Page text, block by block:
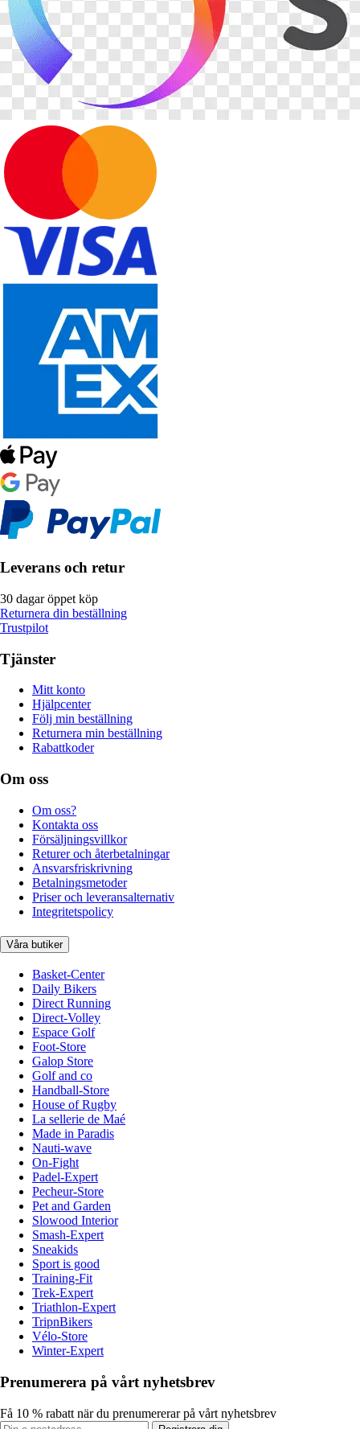
Leverans och retur
30 dagar öppet köp
Returnera din beställning
Trustpilot
Tjänster
Mitt konto
Hjälpcenter
Följ min beställning
Returnera min beställning
Rabattkoder
Om oss
Om oss?
Kontakta oss
Försäljningsvillkor
Returer och återbetalningar
Ansvarsfriskrivning
Betalningsmetoder
Priser och leveransalternativ
Integritetspolicy
Våra butiker
Basket-Center
Daily Bikers
Direct Running
Direct-Volley
Espace Golf
Foot-Store
Galop Store
Golf and co
Handball-Store
House of Rugby
La sellerie de Maé
Made in Paradis
Nauti-wave
On-Fight
Padel-Expert
Pecheur-Store
Pet and Garden
Slowood Interior
Smash-Expert
Sneakids
Sport is good
Training-Fit
Trek-Expert
Triathlon-Expert
TripnBikers
Vélo-Store
Winter-Expert
Prenumerera på vårt nyhetsbrev
Få 10 % rabatt när du prenumererar på vårt nyhetsbrev